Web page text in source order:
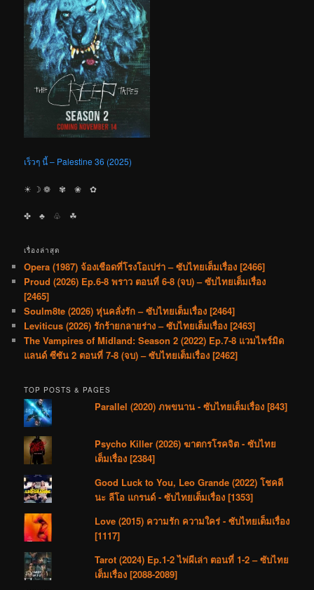
เร็วๆ นี้ – Palestine 36 (2025)
☀︎ ☽ ❁ ✾ ❀ ✿
✤ ♣︎ ♧ ☘︎
เรื่องล่าสุด
Opera (1987) จ้องเชือดที่โรงโอเปร่า – ซับไทยเต็มเรื่อง [2466]
Proud (2026) Ep.6-8 พราว ตอนที่ 6-8 (จบ) – ซับไทยเต็มเรื่อง
[2465]
Soulm8te (2026) หุ่นคลั่งรัก – ซับไทยเต็มเรื่อง [2464]
Leviticus (2026) รักร้ายกลายร่าง – ซับไทยเต็มเรื่อง [2463]
The Vampires of Midland: Season 2 (2022) Ep.7-8 แวมไพร์มิด
แลนด์ ซีซัน 2 ตอนที่ 7-8 (จบ) – ซับไทยเต็มเรื่อง [2462]
TOP POSTS & PAGES
Parallel (2020) ภพขนาน - ซับไทยเต็มเรื่อง [843]
Psycho Killer (2026) ฆาตกรโรคจิต - ซับไทย
เต็มเรื่อง [2384]
Good Luck to You, Leo Grande (2022) โชคดี
นะ ลีโอ แกรนด์ - ซับไทยเต็มเรื่อง [1353]
Love (2015) ความรัก ความใคร่ - ซับไทยเต็มเรื่อง
[1117]
Tarot (2024) Ep.1-2 ไพ่ผีเล่า ตอนที่ 1-2 – ซับไทย
เต็มเรื่อง [2088-2089]